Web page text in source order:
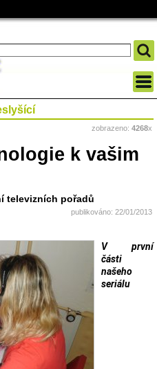
zobrazeno: 4268x
k vašim
televizních pořadů
publikováno: 22/01/2013
V první
části
našeho
seriálu